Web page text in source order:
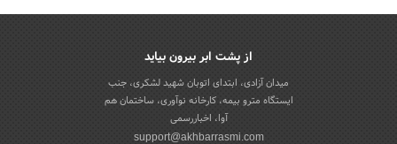
از پشت ابر بیرون بیاید
میدان آزادی، ابتدای اتوبان شهید لشکری، جنب
ایستگاه مترو بیمه، کارخانه نوآوری، ساختمان هم
آوا، اخباررسمی
support@akhbarrasmi.com